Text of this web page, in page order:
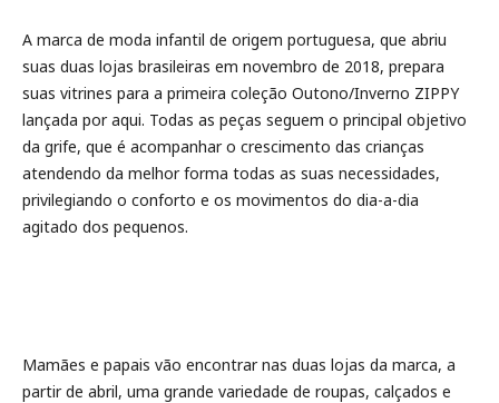
A marca de moda infantil de origem portuguesa, que abriu
suas duas lojas brasileiras em novembro de 2018, prepara
suas vitrines para a primeira coleção Outono/Inverno ZIPPY
lançada por aqui. Todas as peças seguem o principal objetivo
da grife, que é acompanhar o crescimento das crianças
atendendo da melhor forma todas as suas necessidades,
privilegiando o conforto e os movimentos do dia-a-dia
agitado dos pequenos.
Mamães e papais vão encontrar nas duas lojas da marca, a
partir de abril, uma grande variedade de roupas, calçados e